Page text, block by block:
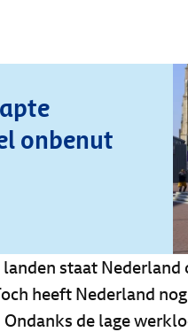
onbenut
staat Nederland
heeft Nederland
de lage